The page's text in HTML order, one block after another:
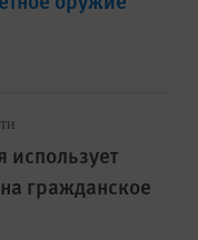
использует
гражданское